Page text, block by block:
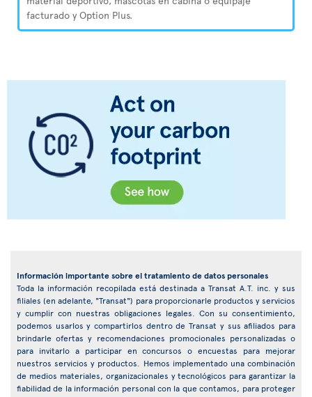
facturado y Option Plus.
Información importante sobre el tratamiento de datos personales
Toda la información recopilada está destinada a Transat A.T. inc. y sus
filiales (en adelante, "Transat") para proporcionarle productos y servicios
y cumplir con nuestras obligaciones legales. Con su consentimiento,
podemos usarlos y compartirlos dentro de Transat y sus afiliados para
brindarle ofertas y recomendaciones promocionales personalizadas o
para invitarlo a participar en concursos o encuestas para mejorar
nuestros servicios y productos. Hemos implementado una combinación
de medios materiales, organizacionales y tecnológicos para garantizar la
fiabilidad de la información personal con la que contamos, para proteger